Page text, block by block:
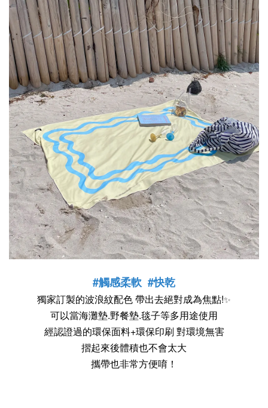
#觸感柔軟 #快乾
獨家訂製的波浪紋配色 帶出去絕對成為焦點!✨
可以當海灘墊.野餐墊.毯子等多用途使用
經認證過的環保面料+環保印刷 對環境無害
摺起來後體積也不會太大
攜帶也非常方便唷！